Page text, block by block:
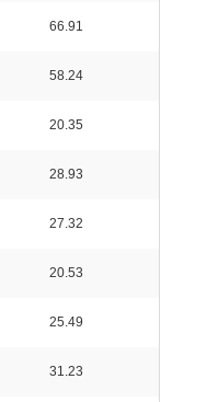
66.91
58.24
20.35
28.93
27.32
20.53
25.49
31.23